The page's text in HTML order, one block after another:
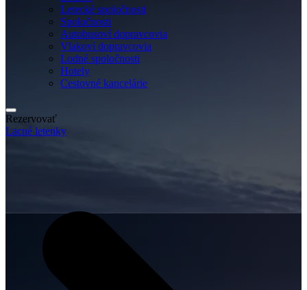
Letecké spoločnosti
Spoločnosti
Autobusoví dopravcovia
Vlakoví dopravcovia
Lodné spoločnosti
Hotely
Cestovné kancelárie
Rezervovať
Lacné letenky